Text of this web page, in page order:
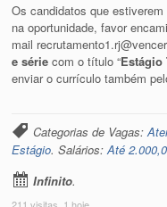
Os candidatos que
na oportunidade, favor
mail
e série com o título “Estágio
enviar o currículo também
Categorias de Vagas:
Estágio. Salários:Até
Infinito.
211 visitas, 1 hoje